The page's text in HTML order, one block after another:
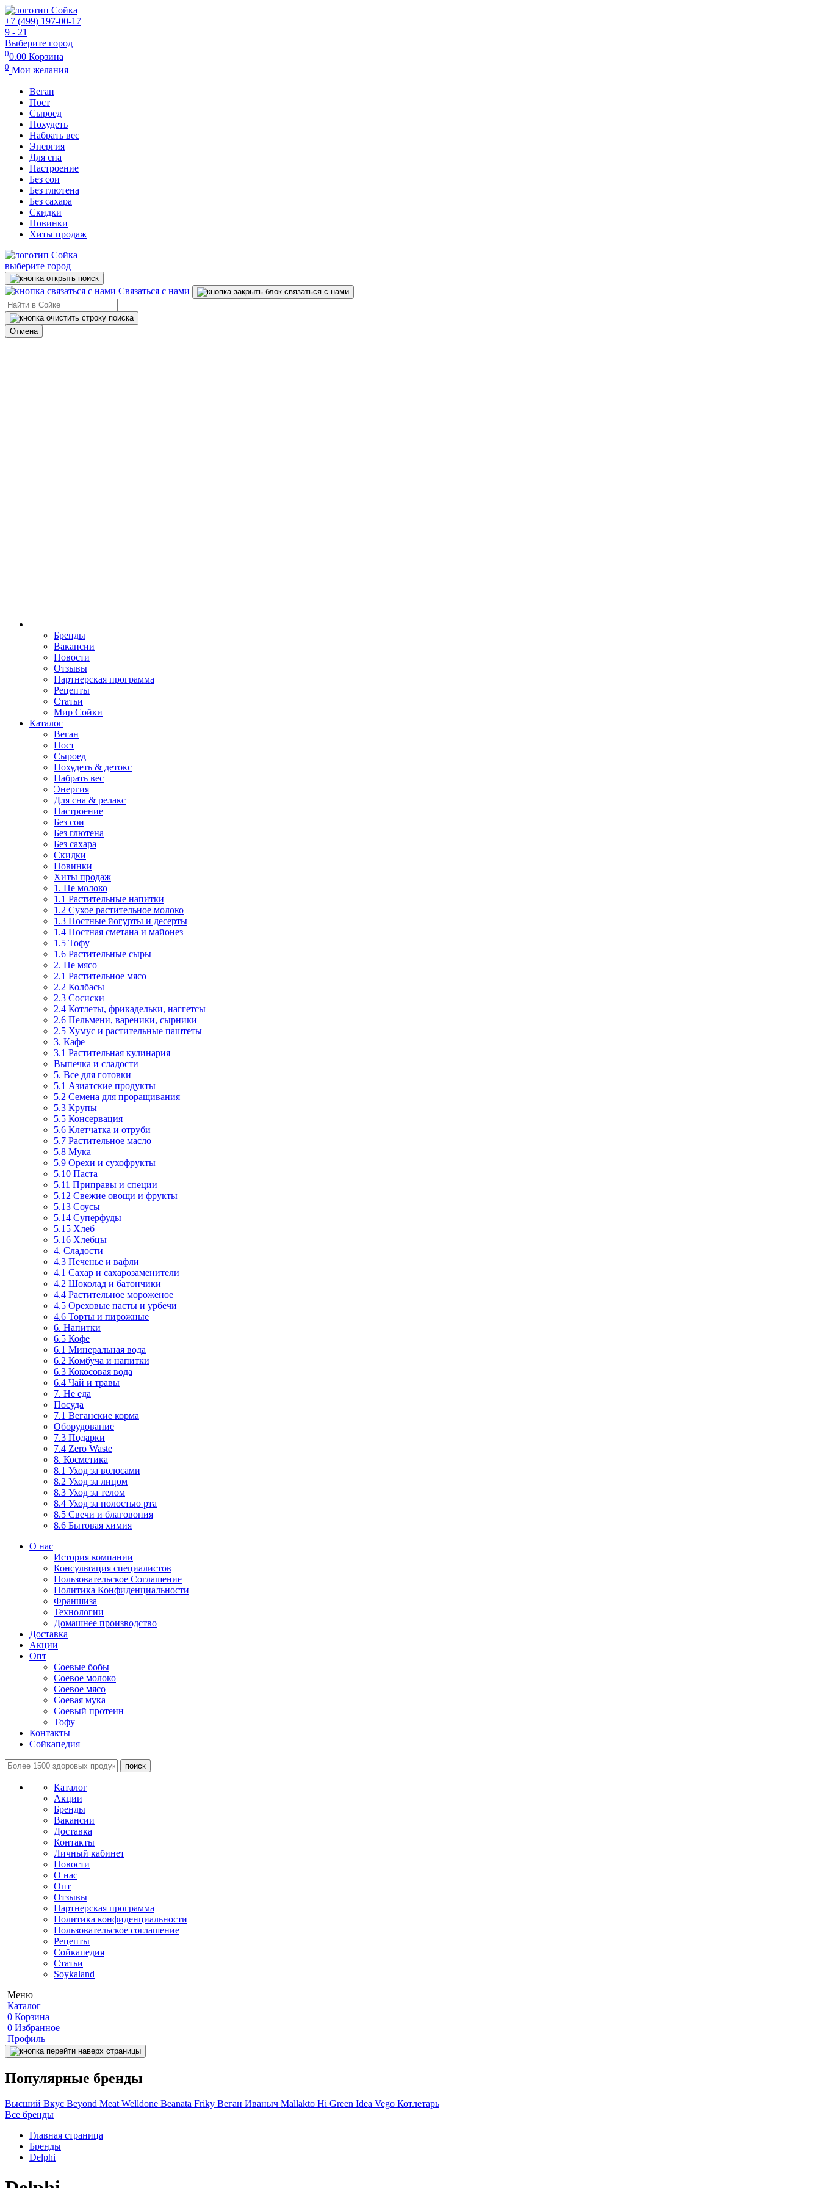
+7 (499) 197-00-17
9 - 21
Выберите город
00.00 Корзина
0 Мои желания
Веган
Пост
Сыроед
Похудеть
Набрать вес
Энергия
Для сна
Настроение
Без сои
Без глютена
Без сахара
Скидки
Новинки
Хиты продаж
выберите город
Связаться с нами
Отмена
Бренды
Вакансии
Новости
Отзывы
Партнерская программа
Рецепты
Статьи
Мир Сойки
Каталог
Веган
Пост
Сыроед
Похудеть & детокс
Набрать вес
Энергия
Для сна & релакс
Настроение
Без сои
Без глютена
Без сахара
Скидки
Новинки
Хиты продаж
1. Не молоко
1.1 Растительные напитки
1.2 Сухое растительное молоко
1.3 Постные йогурты и десерты
1.4 Постная сметана и майонез
1.5 Тофу
1.6 Растительные сыры
2. Не мясо
2.1 Растительное мясо
2.2 Колбасы
2.3 Сосиски
2.4 Котлеты, фрикадельки, наггетсы
2.6 Пельмени, вареники, сырники
2.5 Хумус и растительные паштеты
3. Кафе
3.1 Растительная кулинария
Выпечка и сладости
5. Все для готовки
5.1 Азиатские продукты
5.2 Семена для проращивания
5.3 Крупы
5.5 Консервация
5.6 Клетчатка и отруби
5.7 Растительное масло
5.8 Мука
5.9 Орехи и сухофрукты
5.10 Паста
5.11 Приправы и специи
5.12 Свежие овощи и фрукты
5.13 Соусы
5.14 Суперфуды
5.15 Хлеб
5.16 Хлебцы
4. Сладости
4.3 Печенье и вафли
4.1 Сахар и сахарозаменители
4.2 Шоколад и батончики
4.4 Растительное мороженое
4.5 Ореховые пасты и урбечи
4.6 Торты и пирожные
6. Напитки
6.5 Кофе
6.1 Минеральная вода
6.2 Комбуча и напитки
6.3 Кокосовая вода
6.4 Чай и травы
7. Не еда
Посуда
7.1 Веганские корма
Оборудование
7.3 Подарки
7.4 Zero Waste
8. Косметика
8.1 Уход за волосами
8.2 Уход за лицом
8.3 Уход за телом
8.4 Уход за полостью рта
8.5 Свечи и благовония
8.6 Бытовая химия
О нас
История компании
Консультация специалистов
Пользовательское Соглашение
Политика Конфиденциальности
Франшиза
Технологии
Домашнее производство
Доставка
Акции
Опт
Соевые бобы
Соевое молоко
Соевое мясо
Соевая мука
Соевый протеин
Тофу
Контакты
Сойкапедия
поиск
Каталог
Акции
Бренды
Вакансии
Доставка
Контакты
Личный кабинет
Новости
О нас
Опт
Отзывы
Партнерская программа
Политика конфиденциальности
Пользовательское соглашение
Рецепты
Сойкапедия
Статьи
Soykaland
Меню
Каталог
0 Корзина
0 Избранное
Профиль
Популярные бренды
Высший Вкус Beyond MeatWelldone Beanata Friky Веган Иваныч Mallakto Hi Green Idea Vego Котлетарь
Все бренды
Главная страница
Бренды
Delphi